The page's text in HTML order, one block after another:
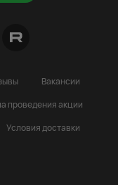
Вакансии
проведения акции
Условия доставки